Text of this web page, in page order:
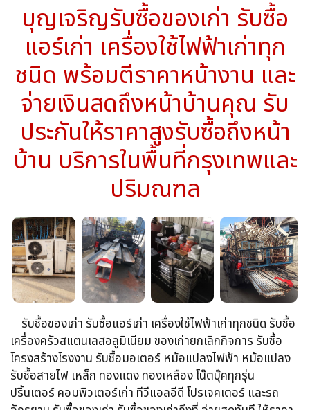
บุญเจริญรับซื้อของเก่า รับซื้อ
แอร์เก่า เครื่องใช้ไฟฟ้าเก่าทุก
ชนิด พร้อมตีราคาหน้างาน และ
จ่ายเงินสดถึงหน้าบ้านคุณ รับ
ประกันให้ราคาสูงรับซื้อถึงหน้า
บ้าน บริการในพื้นที่กรุงเทพและ
ปริมณฑล
รับซื้อของเก่า รับซื้อแอร์เก่า เครื่องใช้ไฟฟ้าเก่าทุกชนิด รับซื้อ
เครื่องครัวสแตนเลสอลูมิเนียม ของเก่ายกเลิกกิจการ รับซื้อ
โครงสร้างโรงงาน รับซื้อมอเตอร์ หม้อแปลงไฟฟ้า หม้อแปลง
รับซื้อสายไฟ เหล็ก ทองแดง ทองเหลือง โน๊ตบุ๊คทุกรุ่น
ปริ้นเตอร์ คอมพิวเตอร์เก่า ทีวีแอลอีดี โปรเจคเตอร์ และรถ